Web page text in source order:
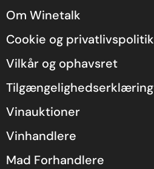
Om Winetalk
Cookie og privatlivspolitik
Vilkår og ophavsret
Tilgængelighedserklæring
Vinauktioner
Vinhandlere
Mad Forhandlere